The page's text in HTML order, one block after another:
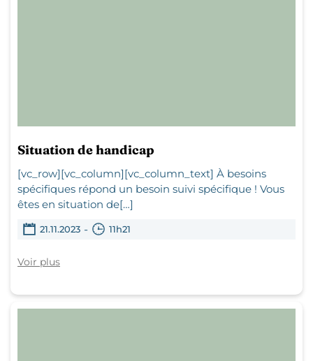
Situation de handicap
[vc_row][vc_column][vc_column_text] À besoins
spécifiques répond un besoin suivi spécifique ! Vous
êtes en situation de[…]
21.11.2023 - 11h21
Voir plus